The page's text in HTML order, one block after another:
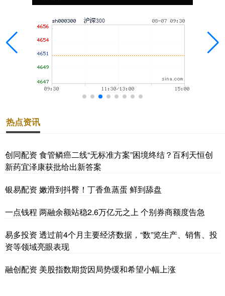
热点资讯
创同配资 食管鳞癌二线“无标准方案”困境终结？百利天恒创
新药宜泽康获批给出新答案
银易配资 嫩滑到抖臀！丁香鱼蒸蛋 鲜到舔盘
一点钱程 两融余额站稳2.6万亿元之上 个别券商额度告急
易多投资 透过前4个月主要经济数据，“数”览生产、销售、投
资等领域亮眼表现
融创配资 美股指数期货因局势缓和希望小幅上涨